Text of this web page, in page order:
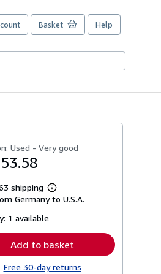
Basket Help
Used - Very good
shipping
Learn
more
Germany to U.S.A.
1 available
Add to basket
Free 30-day returns